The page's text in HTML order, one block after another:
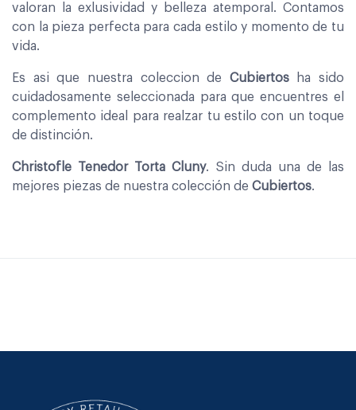
valoran la exlusividad y belleza atemporal. Contamos
con la pieza perfecta para cada estilo y momento de tu
vida.
Es asi que nuestra coleccion de Cubiertosha sido
cuidadosamente seleccionada para que encuentres el
complemento ideal para realzar tu estilo con un toque
de distinción.
Christofle Tenedor Torta Cluny. Sin duda una de las
mejores piezas de nuestra colección de Cubiertos.